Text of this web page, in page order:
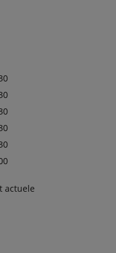
actuele